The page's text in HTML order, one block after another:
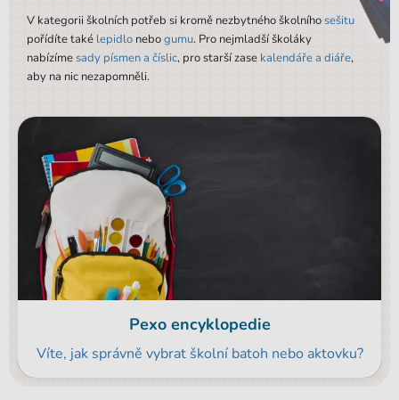
V kategorii školních potřeb si kromě nezbytného školníhosešitu
pořídíte také lepidlo nebogumu. Pro nejmladší školáky
nabízímesady písmen a číslic, pro starší zase kalendáře a diáře,
aby na nic nezapomněli.
Pexo encyklopedie
Víte, jak správně vybrat školní batoh nebo aktovku?